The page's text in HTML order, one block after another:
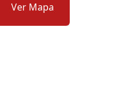
Ver Mapa